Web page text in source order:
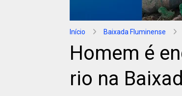
Início Baixada Fluminense
Homem é
rio na